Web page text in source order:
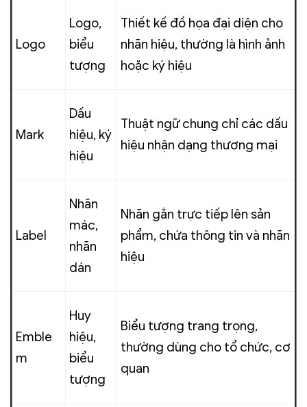
Logo
Logo,
biểu
tượng
Thiết kế đồ họa đại diện cho
nhãn hiệu, thường là hình ảnh
hoặc ký hiệu
Mark
Dấu
hiệu, ký
hiệu
Thuật ngữ chung chỉ các dấu
hiệu nhận dạng thương mại
Label
Nhãn
mác,
nhãn
dán
Nhãn gắn trực tiếp lên sản
phẩm, chứa thông tin và nhãn
hiệu
Emble
m
Huy
hiệu,
biểu
tượng
Biểu tượng trang trọng,
thường dùng cho tổ chức, cơ
quan